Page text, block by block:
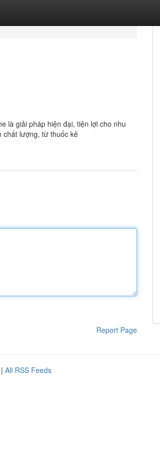
là giải pháp hiện đại, tiện lợi cho nhu
chất lượng, từ thuốc kê
Report Page
| All RSS Feeds